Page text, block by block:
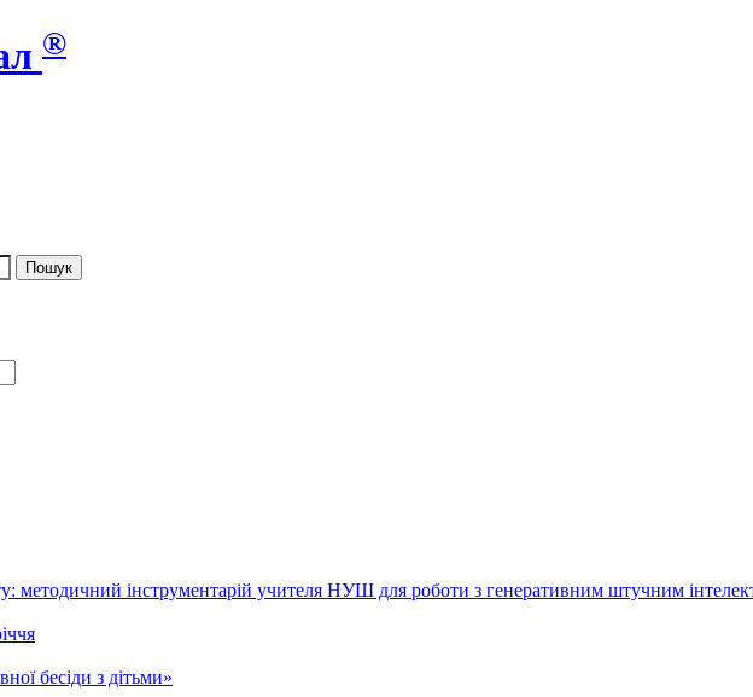
®
методичний інструментарій учителя НУШ для роботи з генеративним штучним
бесіди з дітьми»